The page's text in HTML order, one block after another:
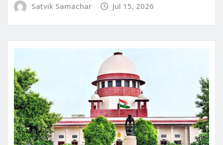
Satvik Samachar Jul 15, 2026